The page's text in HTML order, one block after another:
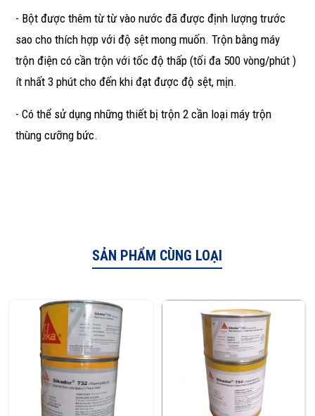
- Bột được thêm từ từ vào nước đã được định lượng trước
sao cho thích hợp với độ sệt mong muốn. Trộn bằng máy
trộn điện có cần trộn với tốc độ thấp (tối đa 500 vòng/phút )
ít nhất 3 phút cho đến khi đạt được độ sệt, mịn.
- Có thể sử dụng những thiết bị trộn 2 cần loại máy trộn
thùng cưỡng bức.
SẢN PHẨM CÙNG LOẠI